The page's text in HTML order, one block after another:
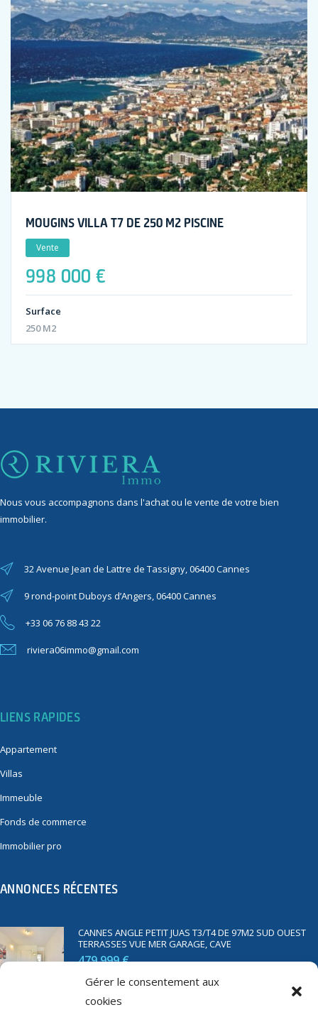
Gérer le consentement aux
cookies
MOUGINS VILLA T7 DE 250 M2 PISCINE
Vente
998 000 €
Surface
250 M2
Nous vous accompagnons dans l'achat ou le vente de votre bien
immobilier.
32 Avenue Jean de Lattre de Tassigny, 06400 Cannes
9 rond-point Duboys d’Angers, 06400 Cannes
+33 06 76 88 43 22
riviera06immo@gmail.com
LIENS RAPIDES
Appartement
Villas
Immeuble
Fonds de commerce
Immobilier pro
ANNONCES RÉCENTES
CANNES ANGLE PETIT JUAS T3/T4 DE 97M2 SUD OUEST
TERRASSES VUE MER GARAGE, CAVE
479 999 €